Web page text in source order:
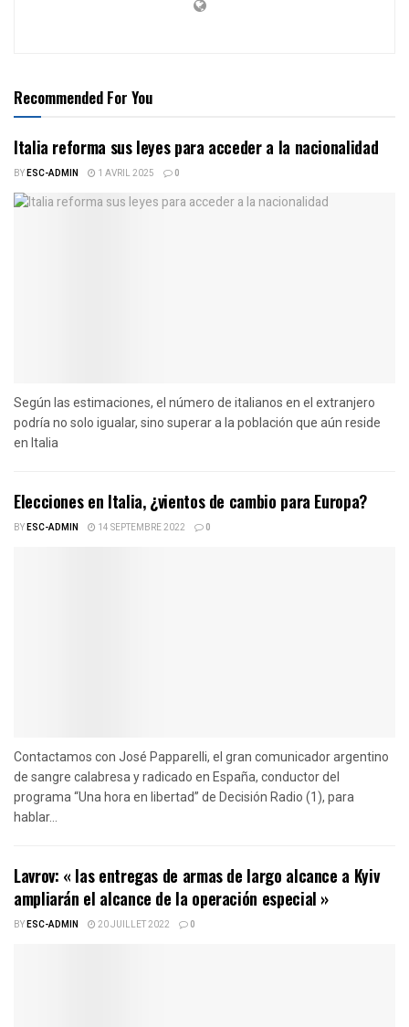
Recommended For You
Italia reforma sus leyes para acceder a la nacionalidad
BYESC-ADMIN 1 AVRIL 2025 0
Según las estimaciones, el número de italianos en el extranjero
podría no solo igualar, sino superar a la población que aún reside
en Italia
Elecciones en Italia, ¿vientos de cambio para Europa?
BYESC-ADMIN 14 SEPTEMBRE 2022 0
Contactamos con José Papparelli, el gran comunicador argentino
de sangre calabresa y radicado en España, conductor del
programa “Una hora en libertad” de Decisión Radio (1), para
hablar...
Lavrov: « las entregas de armas de largo alcance a Kyiv
ampliarán el alcance de la operación especial »
BYESC-ADMIN 20 JUILLET 2022 0